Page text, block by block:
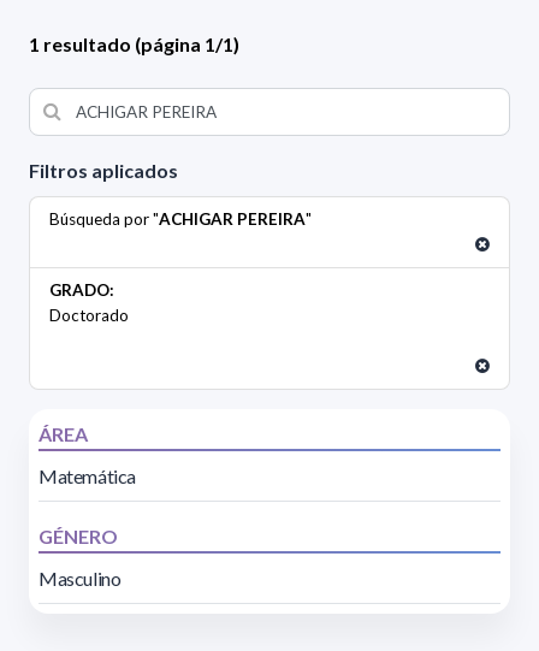
Filtros aplicados
Búsqueda por "ACHIGAR PEREIRA"
GRADO:
Doctorado
ÁREA
Matemática
GÉNERO
Masculino
1 resultado (página 1/1)